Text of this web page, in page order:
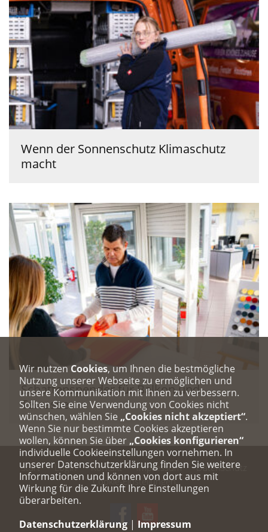
Wenn der Sonnenschutz Klimaschutz
macht
Schattenspender für Balkon und
Terrasse
Start Login Kontakt Impressum
Datenschutz
Cookie-Einstellungen
Wir nutzen Cookies, um Ihnen die bestmögliche
Nutzung unserer Webseite zu ermöglichen und
unsere Kommunikation mit Ihnen zu verbessern.
Sollten Sie eine Verwendung von Cookies nicht
wünschen, wählen Sie „Cookies nicht akzeptiert“.
Wenn Sie nur bestimmte Cookies akzeptieren
wollen, können Sie über „Cookies konfigurieren“
individuelle Cookieeinstellungen vornehmen. In
unserer Datenschutzerklärung finden Sie weitere
Informationen und können von dort aus mit
Wirkung für die Zukunft Ihre Einstellungen
überarbeiten.
Datenschutzerklärung | Impressum